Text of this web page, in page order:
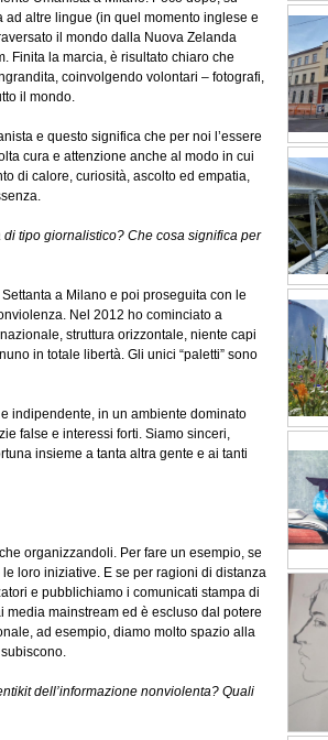
altre lingue (in quel momento inglese e
il mondo dalla Nuova Zelanda
Finita la marcia, è risultato chiaro che
coinvolgendo volontari – fotografi,
il mondo.
e questo significa che per noi l’essere
cura e attenzione anche al modo in cui
di calore, curiosità, ascolto ed empatia,
tipo giornalistico? Che cosa significa per
a Milano e poi proseguita con le
Nel 2012 ho cominciato a
struttura orizzontale, niente capi
in totale libertà. Gli unici “paletti” sono
indipendente, in un ambiente dominato
false e interessi forti. Siamo sinceri,
insieme a tanta altra gente e ai tanti
organizzandoli. Per fare un esempio, se
loro iniziative. E se per ragioni di distanza
e pubblichiamo i comunicati stampa di
mainstream ed è escluso dal potere
ad esempio, diamo molto spazio alla
dell’informazione nonviolenta? Quali